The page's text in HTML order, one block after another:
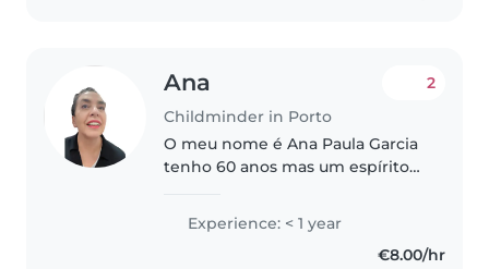
Ana
Childminder in Porto
2
O meu nome é Ana Paula Garcia
tenho 60 anos mas um espírito
carinho, paciência e brincadeira
Experience: < 1 year
€8.00/hr